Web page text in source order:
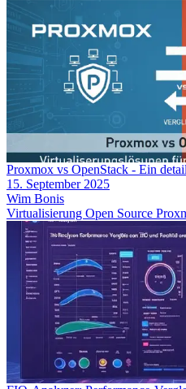
Proxmox vs OpenStack - Ein
15. September 2025
Wim Bonis
Virtualisierung Open Source